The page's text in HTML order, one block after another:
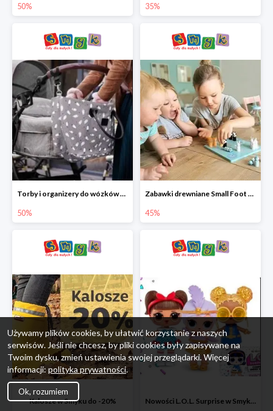
50% 35%
Torby i organizery do wózków w Smyku do -50%
50%
Zabawki drewniane Small Foot do -45%
45%
Kalosze w Smyku do -20% Nowości L.O.L. Surprise w Smyku do -45%
Używamy plików cookies, by ułatwić korzystanie z naszych
serwisów. Jeśli nie chcesz, by pliki cookies były zapisywane na
Twoim dysku, zmień ustawienia swojej przeglądarki. Więcej
informacji: polityka prywatności.
Ok, rozumiem